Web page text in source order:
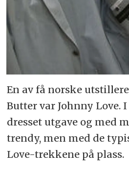
En av få norske
Butter var Johnny Love.
dresset utgave og med
trendy, men med de
Love-trekkene på plass.